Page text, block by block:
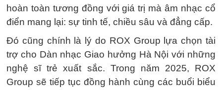
hoàn toàn tương đồng với giá trị mà âm nhạc cổ
điển mang lại: sự tinh tế, chiều sâu và đẳng cấp.
Đó cũng chính là lý do ROX Group lựa chọn tài
trợ cho Dàn nhạc Giao hưởng Hà Nội với những
nghệ sĩ trẻ xuất sắc. Trong năm 2025, ROX
Group sẽ tiếp tục đồng hành cùng các buổi biểu